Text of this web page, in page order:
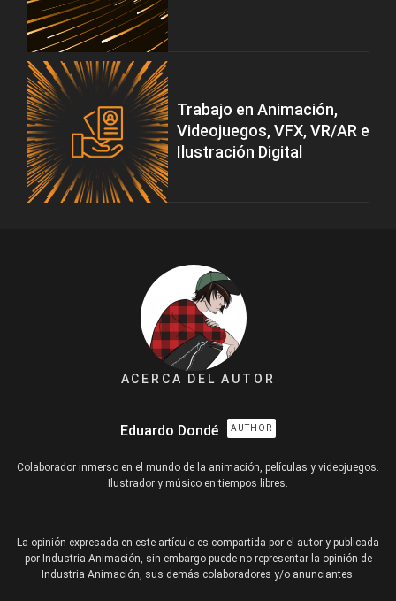
Trabajo en Animación,
Videojuegos, VFX, VR/AR e
Ilustración Digital
ACERCA DEL AUTOR
Eduardo Dondé AUTHOR
Colaborador inmerso en el mundo de la animación, películas y videojuegos.
Ilustrador y músico en tiempos libres.
La opinión expresada en este artículo es compartida por el autor y publicada
por Industria Animación, sin embargo puede no representar la opinión de
Industria Animación, sus demás colaboradores y/o anunciantes.